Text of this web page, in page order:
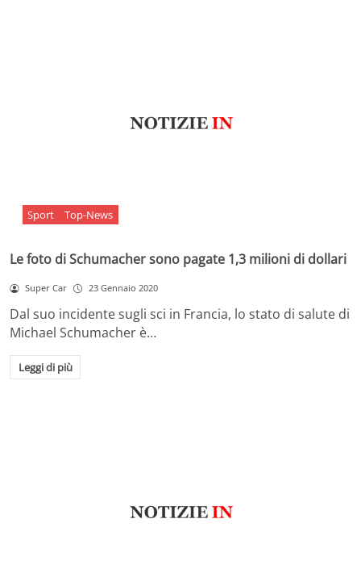
Sport Top-News
Le foto di Schumacher sono pagate 1,3 milioni di dollari
Super Car 23 Gennaio 2020
Dal suo incidente sugli sci in Francia, lo stato di salute di
Michael Schumacher è…
Leggi di più